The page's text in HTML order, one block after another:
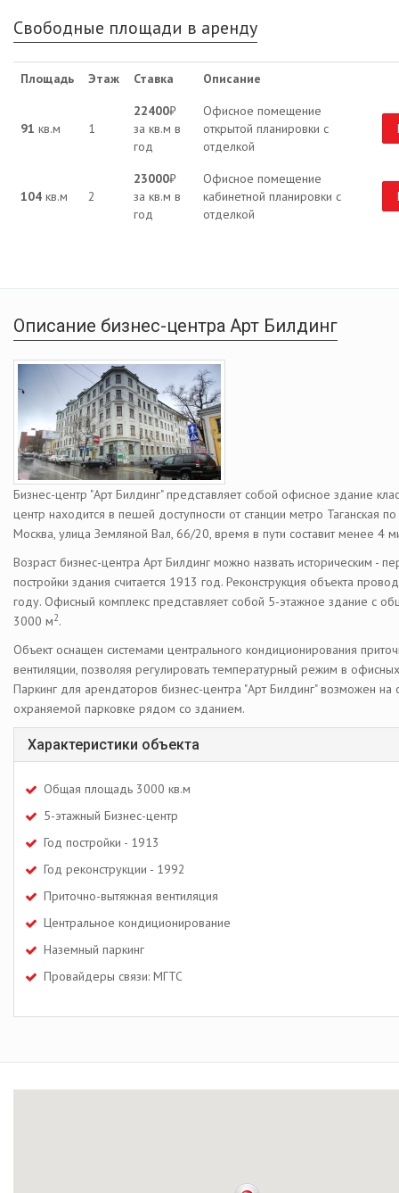
Свободные площади в аренду
Площадь Этаж Ставка Описание
91 кв.м 1
22400₽
за кв.м в
год
Офисное помещение
открытой планировки с
отделкой
104 кв.м 2
23000₽
за кв.м в
год
Офисное помещение
кабинетной планировки с
отделкой
Описание бизнес-центра Арт Билдинг
Бизнес-центр "Арт Билдинг" представляет собой офисное здание
центр находится в пешей доступности от станции метро Таганская
Москва, улица Земляной Вал, 66/20, время в пути составит менее 4
Возраст бизнес-центра Арт Билдинг можно назвать историческим -
постройки здания считается 1913 год. Реконструкция объекта
году. Офисный комплекс представляет собой 5-этажное здание с
3000 м2.
Объект оснащен системами центрального кондиционирования
вентиляции, позволяя регулировать температурный режим в
Паркинг для арендаторов бизнес-центра "Арт Билдинг" возможен на
охраняемой парковке рядом со зданием.
Характеристики объекта
Общая площадь 3000 кв.м
5-этажный Бизнес-центр
Год постройки - 1913
Год реконструкции - 1992
Приточно-вытяжная вентиляция
Центральное кондиционирование
Наземный паркинг
Провайдеры связи: МГТС